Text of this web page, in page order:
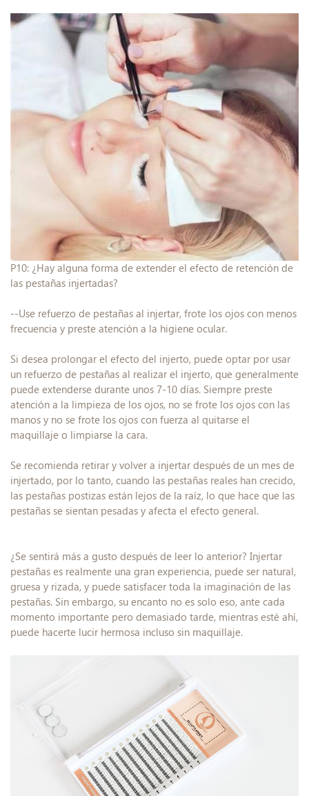
P10: ¿Hay alguna forma de extender el efecto de retención de
las pestañas injertadas?
--Use refuerzo de pestañas al injertar, frote los ojos con menos
frecuencia y preste atención a la higiene ocular.
Si desea prolongar el efecto del injerto, puede optar por usar
un refuerzo de pestañas al realizar el injerto, que generalmente
puede extenderse durante unos 7-10 días. Siempre preste
atención a la limpieza de los ojos, no se frote los ojos con las
manos y no se frote los ojos con fuerza al quitarse el
maquillaje o limpiarse la cara.
Se recomienda retirar y volver a injertar después de un mes de
injertado, por lo tanto, cuando las pestañas reales han crecido,
las pestañas postizas están lejos de la raíz, lo que hace que las
pestañas se sientan pesadas y afecta el efecto general.
¿Se sentirá más a gusto después de leer lo anterior? Injertar
pestañas es realmente una gran experiencia, puede ser natural,
gruesa y rizada, y puede satisfacer toda la imaginación de las
pestañas. Sin embargo, su encanto no es solo eso, ante cada
momento importante pero demasiado tarde, mientras esté ahí,
puede hacerte lucir hermosa incluso sin maquillaje.